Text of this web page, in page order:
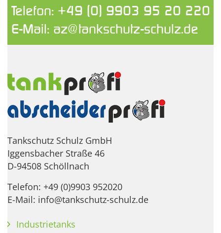
Telefon: +49 (0) 9903 95 20 220
E-Mail: az@tankschutz-schulz.de
Tankschutz Schulz GmbH
Iggensbacher Straße 46
D-94508 Schöllnach
Telefon: +49 (0)9903 952020
E-Mail: info@tankschutz-schulz.de
Industrietanks